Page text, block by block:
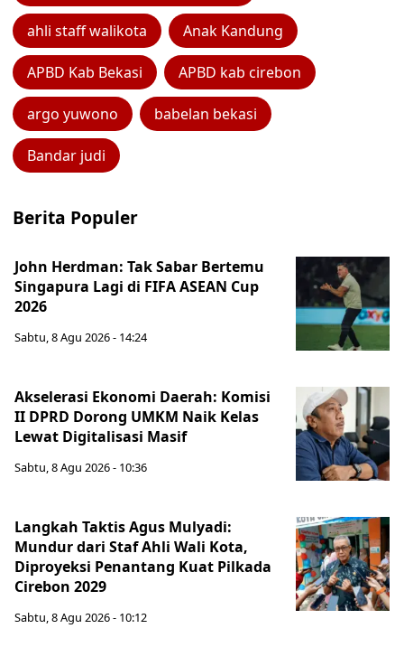
ahli staff walikota Anak Kandung
APBD Kab Bekasi APBD kab cirebon
argo yuwono babelan bekasi
Bandar judi
Berita Populer
John Herdman: Tak Sabar Bertemu
Singapura Lagi di FIFA ASEAN Cup
2026
Sabtu, 8 Agu 2026 - 14:24
Akselerasi Ekonomi Daerah: Komisi
II DPRD Dorong UMKM Naik Kelas
Lewat Digitalisasi Masif
Sabtu, 8 Agu 2026 - 10:36
Langkah Taktis Agus Mulyadi:
Mundur dari Staf Ahli Wali Kota,
Diproyeksi Penantang Kuat Pilkada
Cirebon 2029
Sabtu, 8 Agu 2026 - 10:12